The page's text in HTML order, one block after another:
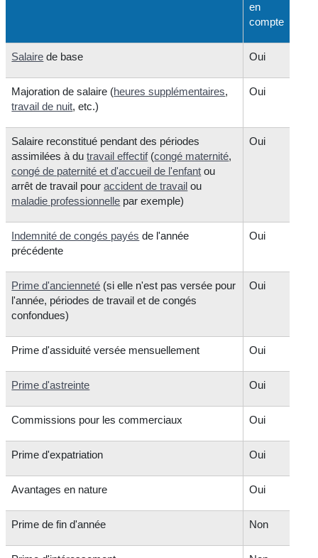
en
compte
Salaire de base Oui
Majoration de salaire (heures supplémentaires,
travail de nuit, etc.)
Oui
Salaire reconstitué pendant des périodes
assimilées à dutravail effectif(congé maternité,
congé de paternité et d'accueil de l'enfant ou
arrêt de travail pouraccident de travail ou
maladie professionnelle par exemple)
Oui
Indemnité de congés payés de l'année
précédente
Oui
Prime d'ancienneté (si elle n'est pas versée pour
l'année, périodes de travail et de congés
confondues)
Oui
Prime d'assiduité versée mensuellement Oui
Prime d'astreinte Oui
Commissions pour les commerciaux Oui
Prime d'expatriation Oui
Avantages en nature Oui
Prime de fin d'année Non